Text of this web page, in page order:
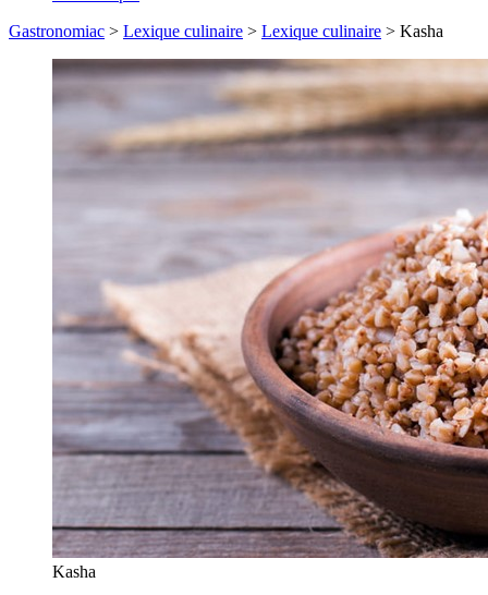
Gastronomiac > Lexique culinaire > Lexique culinaire > Kasha
Kasha